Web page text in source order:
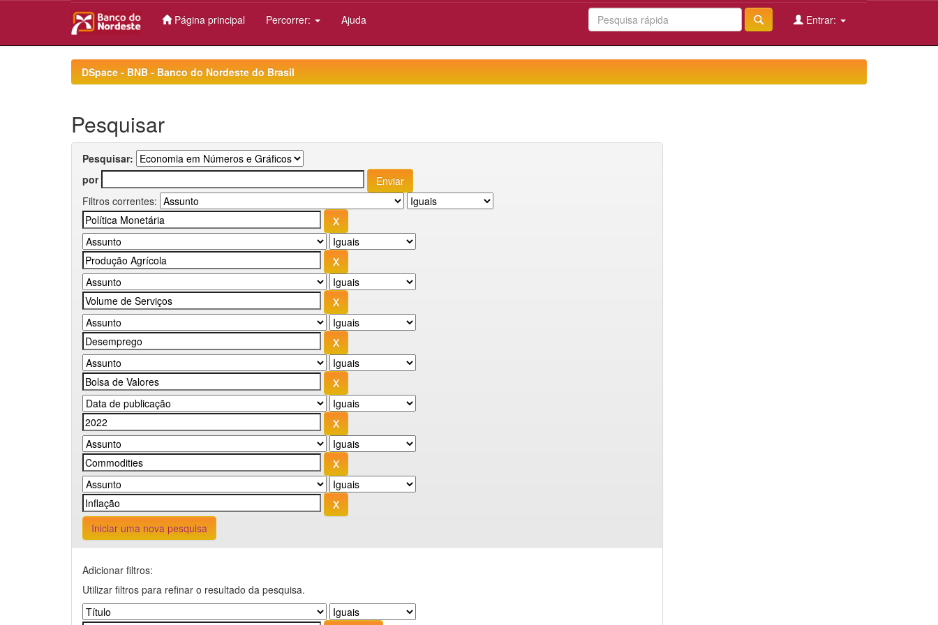
Página principal Percorrer: Ajuda Entrar:
DSpace - BNB - Banco do Nordeste do Brasil
Pesquisar
Pesquisar:
por
Filtros correntes:
Iniciar uma nova pesquisa
Adicionar filtros:
Utilizar filtros para refinar o resultado da pesquisa.